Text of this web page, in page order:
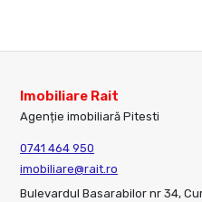
Imobiliare Rait
Agenție imobiliară Pitesti
0741 464 950
imobiliare@rait.ro
Bulevardul Basarabilor nr 34,